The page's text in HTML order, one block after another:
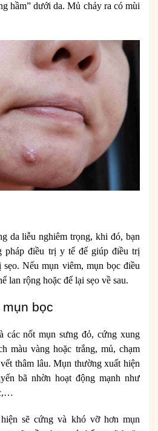
hầm” dưới da. Mủ chảy ra có mùi
da liễu nghiêm trọng, khi đó, bạn
pháp điều trị y tế để giúp điều trị
Nếu mụn viêm, mụn bọc điều
lan rộng hoặc để lại sẹo về sau.
bọc
các nốt mụn sưng đỏ, cứng xung
màu vàng hoặc trắng, mủ, chạm
thâm lâu. Mụn thường xuất hiện
bã nhờn hoạt động mạnh như
sẽ cứng và khó vỡ hơn mụn